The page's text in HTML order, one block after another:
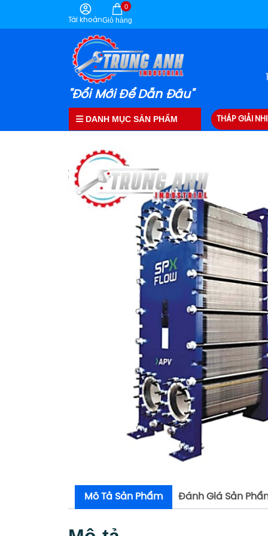
Tài khoảnGiỏ hàng
0
"Đổi Mới Để Dẫn Đầu"
DANH MỤC SẢN PHẨM THÁP GIẢI
Mô Tả Sản Phẩm Đánh Giá Sản